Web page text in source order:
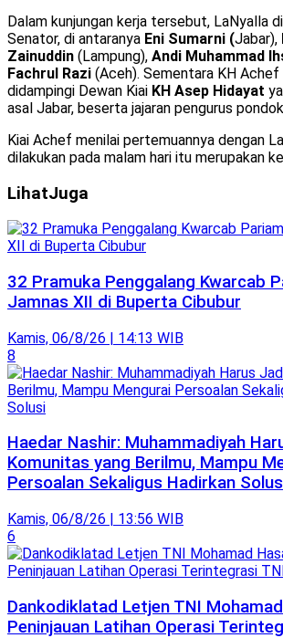
Dalam kunjungan kerja tersebut, LaNyalla
Senator, di antaranya Eni Sumarni (Jabar),
Zainuddin (Lampung), Andi Muhammad
Fachrul Razi (Aceh). Sementara KH
didampingi Dewan Kiai KH Asep Hidayat
asal Jabar, beserta jajaran pengurus
Kiai Achef menilai pertemuannya dengan
dilakukan pada malam hari itu merupakan
LihatJuga
32 Pramuka Penggalang Kwarcab
Jamnas XII di Buperta Cibubur
Kamis, 06/8/26 | 14:13 WIB
8
Haedar Nashir: Muhammadiyah
Komunitas yang Berilmu, Mampu
Persoalan Sekaligus Hadirkan
Kamis, 06/8/26 | 13:56 WIB
6
Dankodiklatad Letjen TNI
Peninjauan Latihan Operasi